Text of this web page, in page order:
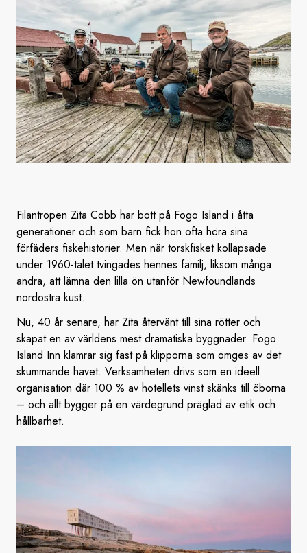
Filantropen Zita Cobb har bott på Fogo Island i åtta
generationer och som barn fick hon ofta höra sina
förfäders fiskehistorier. Men när torskfisket kollapsade
under 1960-talet tvingades hennes familj, liksom många
andra, att lämna den lilla ön utanför Newfoundlands
nordöstra kust.
Nu, 40 år senare, har Zita återvänt till sina rötter och
skapat en av världens mest dramatiska byggnader. Fogo
Island Inn klamrar sig fast på klipporna som omges av det
skummande havet. Verksamheten drivs som en ideell
organisation där 100 % av hotellets vinst skänks till öborna
– och allt bygger på en värdegrund präglad av etik och
hållbarhet.